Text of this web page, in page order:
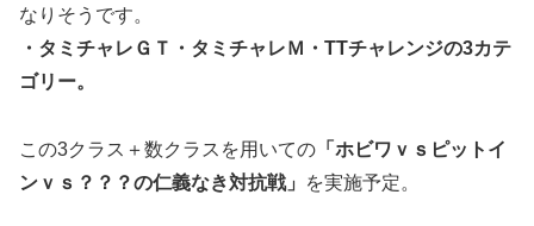
なりそうです。
・タミチャレＧＴ・タミチャレＭ・TTチャレンジの3カテ
ゴリー。
この3クラス＋数クラスを用いての 「ホビワｖｓピットイ
ンｖｓ？？？の仁義なき対抗戦」
を実施予定。